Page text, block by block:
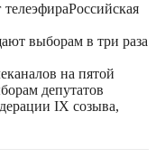
Российская
выборам в три раза
на пятой
депутатов
IX созыва,